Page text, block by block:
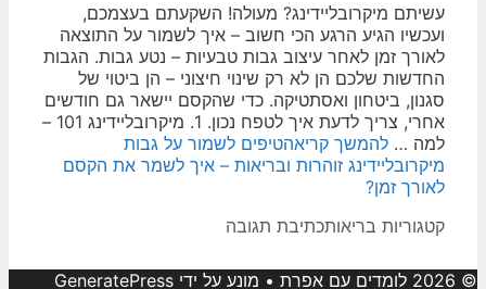
עשיתם מיקרובליידינג? מעולה! השקעתם בעצמכם,
ועכשיו הגיע הרגע הכי חשוב – איך לשמור על התוצאה
לאורך זמן לאחר עיצוב גבות טבעיות – נטע גבות. הגבות
החדשות שלכם הן לא רק שינוי חיצוני – הן ביטוי של
סגנון, ביטחון ואסתטיקה. כדי שהקסם יישאר גם חודשים
אחרי, צריך לדעת איך לטפח נכון. 1. מיקרובליידינג 101 –
למה … להמשך קריאהטיפים לשמור על גבות
מיקרובליידינג זוהרות ובריאות – איך לשמר את הקסם
לאורך זמן?
קטגוריות בריאותכתיבת תגובה
© 2026 לומדים עם אפרת • מונע על ידי GeneratePress